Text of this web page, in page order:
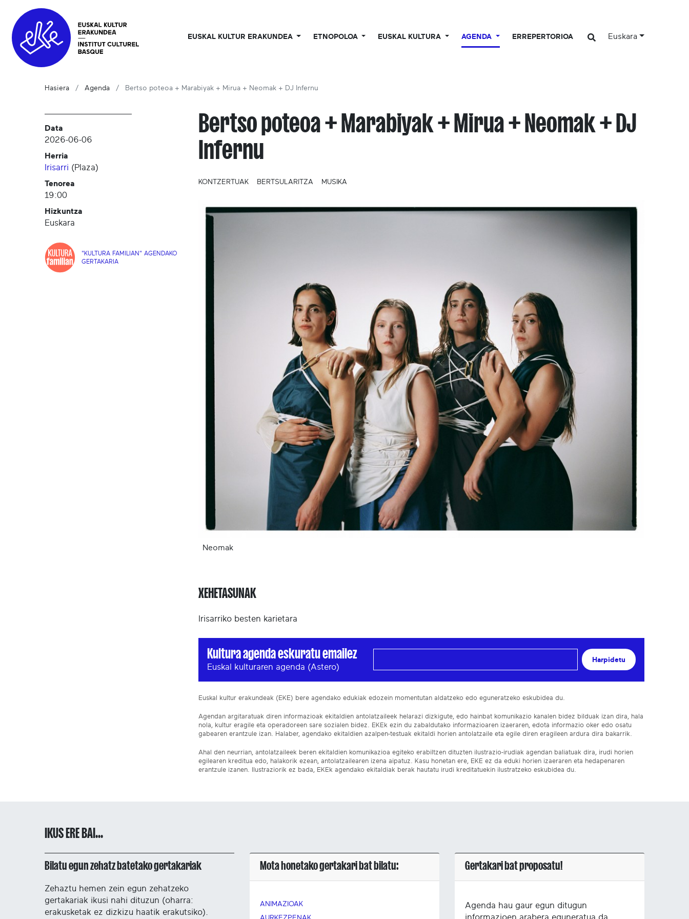
EUSKAL KULTUR ERAKUNDEA ETNOPOLOA EUSKAL KULTURA AGENDA ERREPERTORIOA Euskara
Hasiera Agenda Bertso poteoa + Marabiyak + Mirua + Neomak + DJ Infernu
Data
2026-06-06
Herria
Irisarri (Plaza)
Tenorea
19:00
Hizkuntza
Euskara
"KULTURA FAMILIAN" AGENDAKO
GERTAKARIA
Bertso poteoa + Marabiyak + Mirua + Neomak + DJ
Infernu
KONTZERTUAK BERTSULARITZA MUSIKA
Neomak
XEHETASUNAK
Irisarriko besten karietara
Kultura agenda eskuratu emailez
Euskal kulturaren agenda (Astero)
Harpidetu
Euskal kultur erakundeak (EKE) bere agendako edukiak edozein momentutan aldatzeko edo eguneratzeko eskubidea du.
Agendan argitaratuak diren informazioak ekitaldien antolatzaileek helarazi dizkigute, edo hainbat komunikazio kanalen bidez bilduak izan dira, hala
nola, kultur eragile eta operadoreen sare sozialen bidez. EKEk ezin du zabaldutako informazioaren izaeraren, edota informazio oker edo osatu
gabearen erantzule izan. Halaber, agendako ekitaldien azalpen-testuak ekitaldi horien antolatzaile eta egile diren eragileen ardura dira bakarrik.
Ahal den neurrian, antolatzaileek beren ekitaldien komunikazioa egiteko erabiltzen dituzten ilustrazio-irudiak agendan baliatuak dira, irudi horien
egilearen kreditua edo, halakorik ezean, antolatzailearen izena aipatuz. Kasu honetan ere, EKE ez da eduki horien izaeraren eta hedapenaren
erantzule izanen. Ilustraziorik ez bada, EKEk agendako ekitaldiak berak hautatu irudi kreditatuekin ilustratzeko eskubidea du.
IKUS ERE BAI...
Bilatu egun zehatz batetako gertakariak
Zehaztu hemen zein egun zehatzeko
gertakariak ikusi nahi dituzun (oharra:
erakusketak ez dizkizu haatik erakutsiko).
Mota honetako gertakari bat bilatu:
ANIMAZIOAK
Gertakari bat proposatu!
Agenda hau gaur egun ditugun